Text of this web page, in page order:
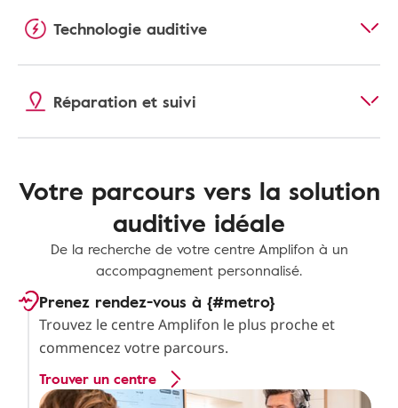
Technologie auditive
Réparation et suivi
Votre parcours vers la solution
auditive idéale
De la recherche de votre centre Amplifon à un
accompagnement personnalisé.
Prenez rendez-vous à {#metro}
Trouvez le centre Amplifon le plus proche et
commencez votre parcours.
Trouver un centre